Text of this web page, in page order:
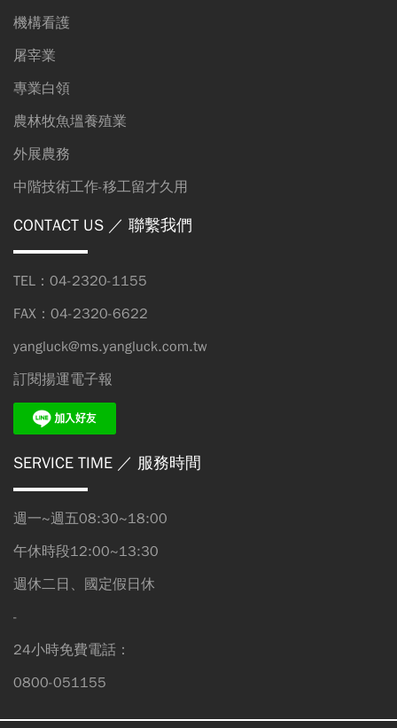
機構看護
屠宰業
專業白領
農林牧魚塭養殖業
外展農務
中階技術工作-移工留才久用
CONTACT US ／ 聯繫我們
TEL：04-2320-1155
FAX：04-2320-6622
yangluck@ms.yangluck.com.tw
訂閱揚運電子報
SERVICE TIME ／ 服務時間
週一~週五08:30~18:00
午休時段12:00~13:30
週休二日、國定假日休
-
24小時免費電話：
0800-051155